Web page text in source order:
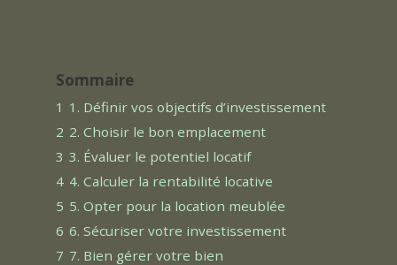
Sommaire
1 1. Définir vos objectifs d’investissement
2 2. Choisir le bon emplacement
3 3. Évaluer le potentiel locatif
4 4. Calculer la rentabilité locative
5 5. Opter pour la location meublée
6 6. Sécuriser votre investissement
7 7. Bien gérer votre bien